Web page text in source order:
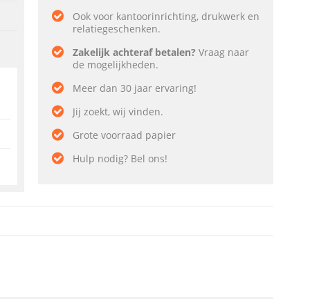
Ook voor kantoorinrichting, drukwerk en
relatiegeschenken.
Zakelijk achteraf betalen? Vraag naar
de mogelijkheden.
Meer dan 30 jaar ervaring!
Jij zoekt, wij vinden.
Grote voorraad papier
Hulp nodig? Bel ons!